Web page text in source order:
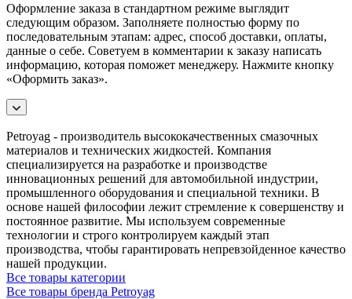
Оформление заказа в стандартном режиме выглядит
следующим образом. Заполняете полностью форму по
последовательным этапам: адрес, способ доставки, оплаты,
данные о себе. Советуем в комментарии к заказу написать
информацию, которая поможет менеджеру. Нажмите кнопку
«Оформить заказ».
Petroyag - производитель высококачественных смазочных
материалов и технических жидкостей. Компания
специализируется на разработке и производстве
инновационных решений для автомобильной индустрии,
промышленного оборудования и специальной техники. В
основе нашей философии лежит стремление к совершенству и
постоянное развитие. Мы используем современные
технологии и строго контролируем каждый этап
производства, чтобы гарантировать непревзойденное качество
нашей продукции.
Все товары категории
Все товары бренда Petroyag